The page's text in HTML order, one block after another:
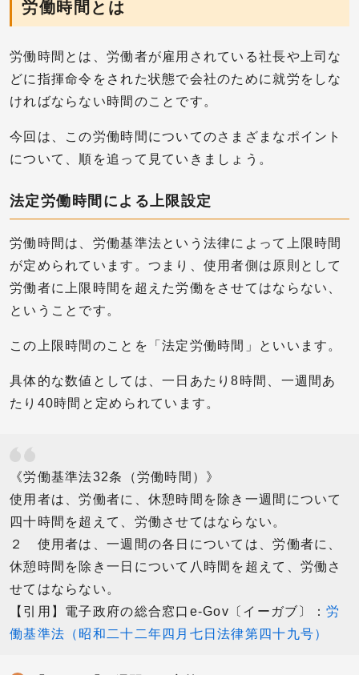
労働時間とは
労働時間とは、労働者が雇用されている社長や上司な
どに指揮命令をされた状態で会社のために就労をしな
ければならない時間のことです。
今回は、この労働時間についてのさまざまなポイント
について、順を追って見ていきましょう。
法定労働時間による上限設定
労働時間は、労働基準法という法律によって上限時間
が定められています。つまり、使用者側は原則として
労働者に上限時間を超えた労働をさせてはならない、
ということです。
この上限時間のことを「法定労働時間」といいます。
具体的な数値としては、一日あたり8時間、一週間あ
たり40時間と定められています。
《労働基準法32条（労働時間）》
使用者は、労働者に、休憩時間を除き一週間について
四十時間を超えて、労働させてはならない。
２ 使用者は、一週間の各日については、労働者に、
休憩時間を除き一日について八時間を超えて、労働さ
せてはならない。
【引用】電子政府の総合窓口e-Gov〔イーガブ〕： 労
働基準法（昭和二十二年四月七日法律第四十九号）